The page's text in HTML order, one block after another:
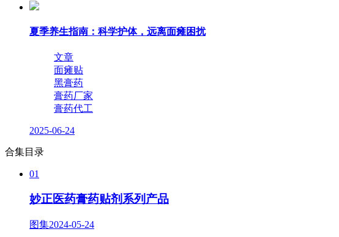
夏季养生指南：科学护体，远离面瘫困扰
文章
面瘫贴
黑膏药
膏药厂家
膏药代工
2025-06-24
合集目录
01
妙正医药膏药贴剂系列产品
图集2024-05-24